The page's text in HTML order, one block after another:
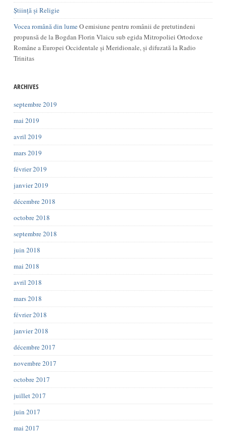
Știință și Religie
Vocea română din lumeO emisiune pentru românii de pretutindeni
propunsă de la Bogdan Florin Vlaicu sub egida Mitropoliei Ortodoxe
Române a Europei Occidentale și Meridionale, și difuzată la Radio
Trinitas
ARCHIVES
septembre 2019
mai 2019
avril 2019
mars 2019
février 2019
janvier 2019
décembre 2018
octobre 2018
septembre 2018
juin 2018
mai 2018
avril 2018
mars 2018
février 2018
janvier 2018
décembre 2017
novembre 2017
octobre 2017
juillet 2017
juin 2017
mai 2017